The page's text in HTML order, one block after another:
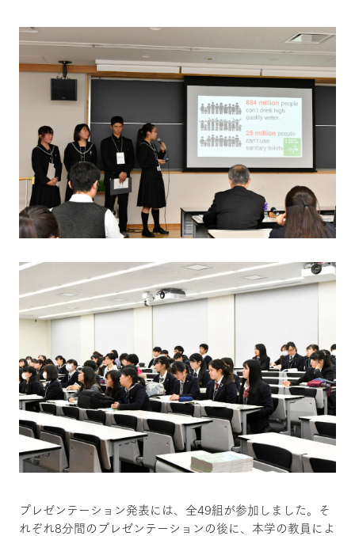
プレゼンテーション発表には、全49組が参加しました。そ
れぞれ8分間のプレゼンテーションの後に、本学の教員によ